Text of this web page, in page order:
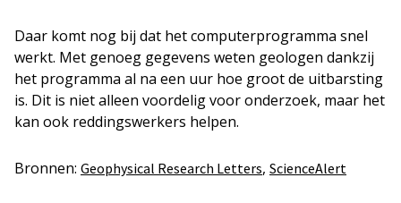
Daar komt nog bij dat het computerprogramma snel
werkt. Met genoeg gegevens weten geologen dankzij
het programma al na een uur hoe groot de uitbarsting
is. Dit is niet alleen voordelig voor onderzoek, maar het
kan ook reddingswerkers helpen.
Bronnen: Geophysical Research Letters, ScienceAlert